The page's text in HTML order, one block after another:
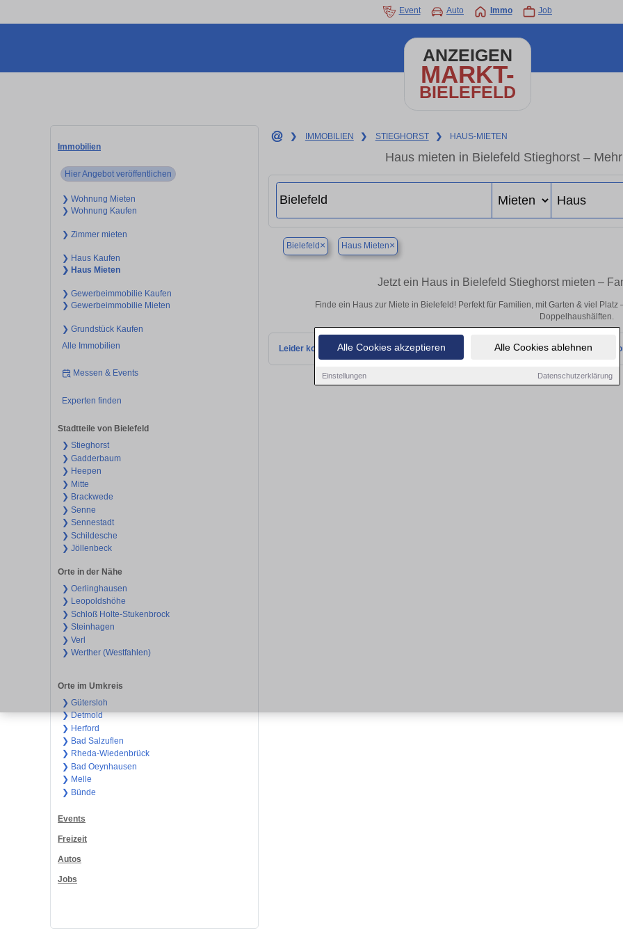
Alle Cookies akzeptieren Alle Cookies ablehnen
Einstellungen Datenschutzerklärung
Event Auto Immo Job
ANZEIGEN
MARKT-
BIELEFELD
Immobilien
Hier Angebot veröffentlichen
❯ Wohnung Mieten
❯ Wohnung Kaufen
❯ Zimmer mieten
❯ Haus Kaufen
❯ Haus Mieten
❯ Gewerbeimmobilie Kaufen
❯ Gewerbeimmobilie Mieten
❯ Grundstück Kaufen
Alle Immobilien
Messen & Events
Experten finden
Stadtteile von Bielefeld
❯ Stieghorst
❯ Gadderbaum
❯ Heepen
❯ Mitte
❯ Brackwede
❯ Senne
❯ Sennestadt
❯ Schildesche
❯ Jöllenbeck
Orte in der Nähe
❯ Oerlinghausen
❯ Leopoldshöhe
❯ Schloß Holte-Stukenbrock
❯ Steinhagen
❯ Verl
❯ Werther (Westfahlen)
Orte im Umkreis
❯ Gütersloh
❯ Detmold
❯ Herford
❯ Bad Salzuflen
❯ Rheda-Wiedenbrück
❯ Bad Oeynhausen
❯ Melle
❯ Bünde
Events
Freizeit
Autos
Jobs
❯ IMMOBILIEN ❯ STIEGHORST ❯ HAUS-MIETEN
Haus mieten in Bielefeld Stieghorst –
Bielefeld × Haus Mieten×
Jetzt ein Haus in Bielefeld Stieghorst mieten –
Finde ein Haus zur Miete in Bielefeld! Perfekt für Familien, mit Garten & viel
Doppelhaushälften.
Leider konnten wir derzeit keine passenden Objekte finden. Schauen Sie bald wieder